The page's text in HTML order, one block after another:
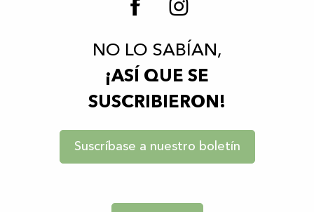
NO LO SABÍAN,
¡ASÍ QUE SE
SUSCRIBIERON!
Suscríbase a nuestro boletín